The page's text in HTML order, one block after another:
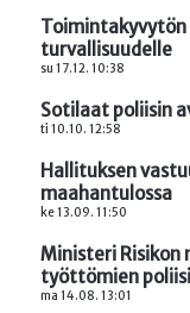
Toimintakyvytön
turvallisuudelle
su 17.12. 10:38
Sotilaat poliisin
ti 10.10. 12:58
Hallituksen
maahantulossa
ke 13.09. 11:50
Ministeri
työttömien
ma 14.08. 13:01